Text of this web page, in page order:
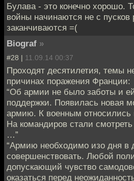
Булава - это конечно хорошо.
войны начинаются не с пусков
заканчиваются =(
Biograf »
#28 | 11.09.14 00:37
Проходят десятилетия, темы
причинах поражения Франции:
“Об армии не было заботы и
поддержки. Появилась новая
армию. К военным относились
На командиров стали смотреть
…”
“Армию необходимо изо дня в
совершенствовать. Любой
допускающий чувство
оказаться перед